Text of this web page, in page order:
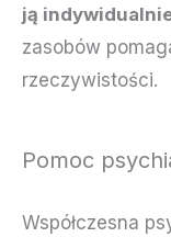
ją
zasobów
rzeczywistości.
Pomoc
Współczesna